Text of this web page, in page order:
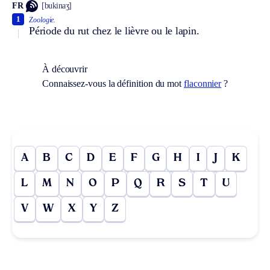
FR [bukinaʒ]
Zoologie.
Période du rut chez le lièvre ou le lapin.
1
À découvrir
Connaissez-vous la définition du mot flaconnier?
A B C D E F G H I J K
L M N O P Q R S T U
V W X Y Z